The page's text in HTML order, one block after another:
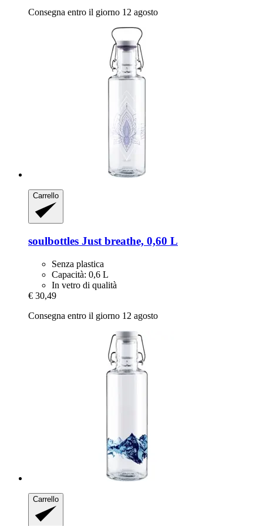
Consegna entro il giorno 12 agosto
Carrello
soulbottles Just breathe, 0,60 L
Senza plastica
Capacità: 0,6 L
In vetro di qualità
€ 30,49
Consegna entro il giorno 12 agosto
Carrello